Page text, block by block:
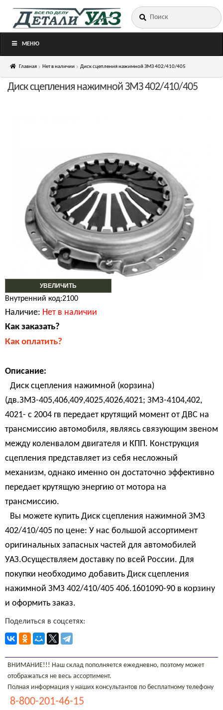
Перейти
Перейти
Искать:
МЕНЮ
Главная Нет в наличии Диск сцепления нажимной ЗМЗ 402/410/405
УВЕЛИЧИТЬ
Диск сцепления нажимной ЗМЗ 402/410/405
Внутренний код:2100
Наличие: Нет в наличии
Как заказать?
Как оплатить?
Описание:
Диск сцепления нажимной (корзина)
(дв.ЗМЗ-405,406,409,4025,4026,4021; ЗМЗ-4104,402,
4021- с 2004 гв передает крутящий момент от ДВС на
трансмиссию автомобиля, являясь связующим звеном
между коленвалом двигателя и КПП. Конструкция
сцепления представляет из себя несложный
механизм, однако именно он достаточно эффективно
передает крутящую энергию от мотора на
трансмиссию.
Вы можете купить Диск сцепления нажимной ЗМЗ
402/410/405 по цене: У нас большой ассортимент
оригинальных запасных частей для автомобилей
УАЗ.Осуществляем доставку по всей России. Для
покупки необходимо добавить Диск сцепления
нажимной ЗМЗ 402/410/405 406.1601090-90 в корзину
и оформить заказ.
Поделиться в соцсетях:
ВНИМАНИЕ!!! Наш склад пополняется ежедневно, поэтому может
отображаться не весь ассортимент.
Полная информация у наших консультантов по бесплатному телефону
8-800-201-46-15